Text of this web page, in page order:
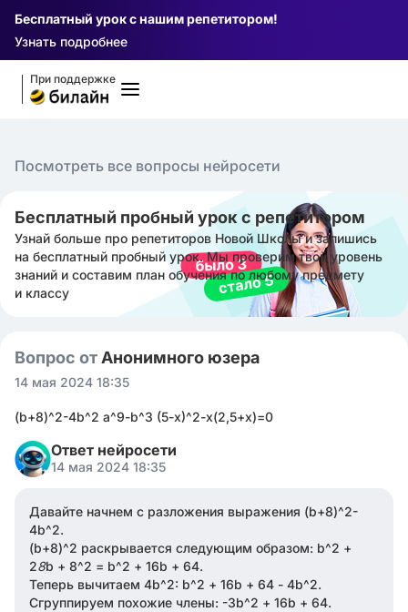
Бесплатный урок с нашим репетитором!
Узнать подробнее
При поддержке
Посмотреть все вопросы нейросети
Бесплатный пробный урок с репетитором
Узнай больше про репетиторов Новой Школы и запишись
на бесплатный пробный урок. Мы проверим твой уровень
знаний и составим план обучения по любому предмету
и классу
Вопрос от Анонимного юзера
14 мая 2024 18:35
(b+8)^2-4b^2 a^9-b^3 (5-x)^2-x(2,5+x)=0
Ответ нейросети
14 мая 2024 18:35
Давайте начнем с разложения выражения (b+8)^2-
4b^2.
(b+8)^2 раскрывается следующим образом: b^2 +
28b + 8^2 = b^2 + 16b + 64.
Теперь вычитаем 4b^2: b^2 + 16b + 64 - 4b^2.
Сгруппируем похожие члены: -3b^2 + 16b + 64.